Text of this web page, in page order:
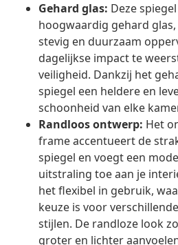
Gehard glas: Deze
hoogwaardig gehard
stevig en duurzaam
dagelijkse impact te
veiligheid. Dankzij het
spiegel een heldere en
schoonheid van elke
Randloos ontwerp: Het
frame accentueert de
spiegel en voegt een
uitstraling toe aan je
het flexibel in gebruik,
keuze is voor
stijlen. De randloze look
groter en lichter